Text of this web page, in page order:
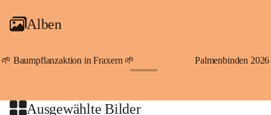
An Samstagen, Sonn- und Feiertagen können Sie bequem
persönlichen Linienbus zur gewünschten Zeit zu Ihrer
Haltestelle bestellen. Sowohl von Weiler kommend nach
beide Fahrten Weiler-Fraxern-Weiler.
Alben
🌱 Baumpflanzaktion in Fraxern 🌱 Palmenbinden 2026
Ausgewählte Bilder